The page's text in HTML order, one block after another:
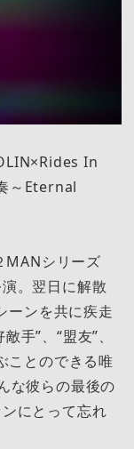
In
～Eternal
シリーズ
。翌日に解散
ーンを共に疾走
手”、“盟友”、
ことのできる唯
な彼らの最後の
にとって忘れ